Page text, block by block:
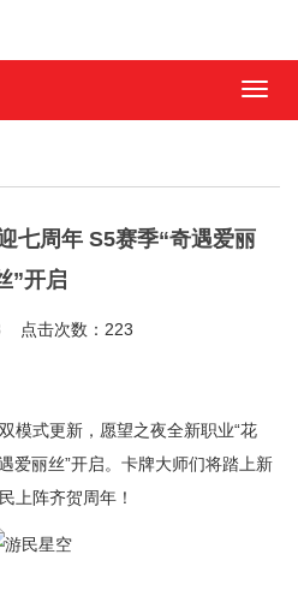
七周年 S5赛季“奇遇爱丽
”开启
点击次数：223
模式更新，愿望之夜全新职业“花
爱丽丝”开启。卡牌大师们将踏上新
上阵齐贺周年！